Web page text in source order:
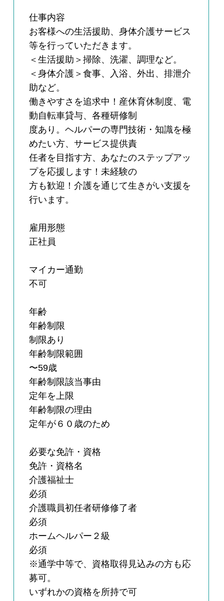
仕事内容
お客様への生活援助、身体介護サービス
等を行っていただきます。
＜生活援助＞掃除、洗濯、調理など。
＜身体介護＞食事、入浴、外出、排泄介
助など。
働きやすさを追求中！産休育休制度、電
動自転車貸与、各種研修制
度あり。ヘルパーの専門技術・知識を極
めたい方、サービス提供責
任者を目指す方、あなたのステップアッ
プを応援します！未経験の
方も歓迎！介護を通じて生きがい支援を
行います。
雇用形態
正社員
マイカー通勤
不可
年齢
年齢制限
制限あり
年齢制限範囲
〜59歳
年齢制限該当事由
定年を上限
年齢制限の理由
定年が６０歳のため
必要な免許・資格
免許・資格名
介護福祉士
必須
介護職員初任者研修修了者
必須
ホームヘルパー２級
必須
※通学中等で、資格取得見込みの方も応
募可。
いずれかの資格を所持で可